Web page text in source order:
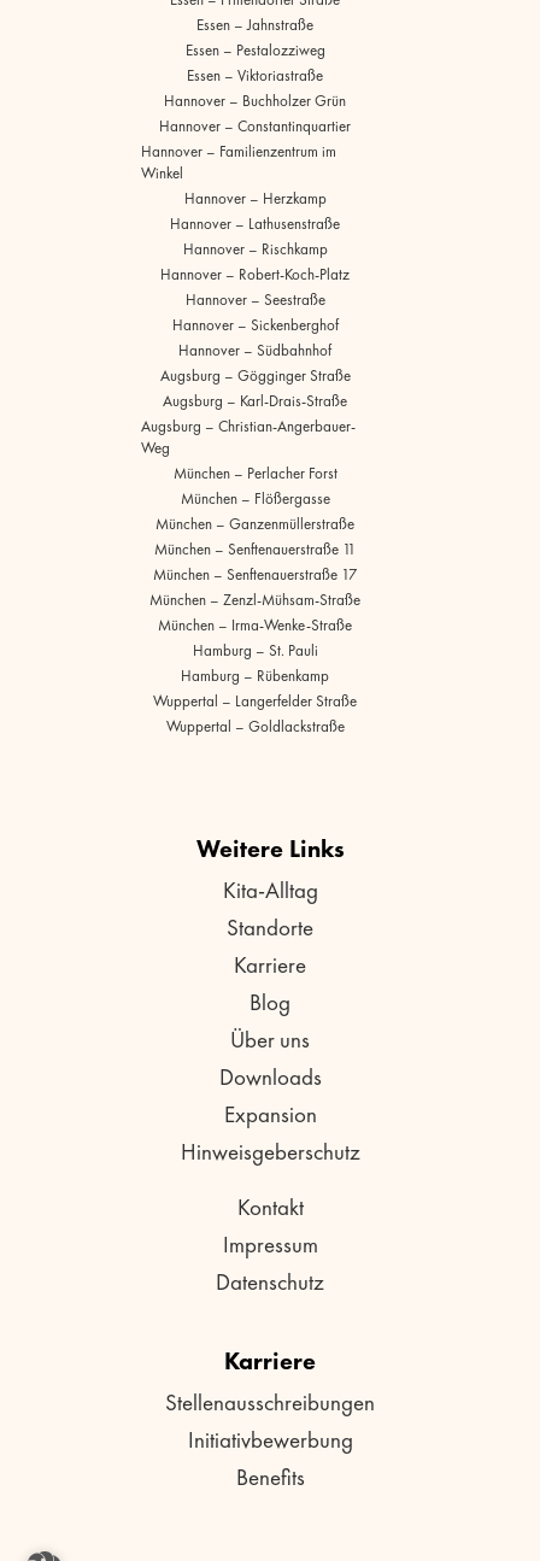
Essen – Jahnstraße
Essen – Pestalozziweg
Essen – Viktoriastraße
Hannover – Buchholzer Grün
Hannover – Constantinquartier
Hannover – Familienzentrum im
Winkel
Hannover – Herzkamp
Hannover – Lathusenstraße
Hannover – Rischkamp
Hannover – Robert-Koch-Platz
Hannover – Seestraße
Hannover – Sickenberghof
Hannover – Südbahnhof
Augsburg – Gögginger Straße
Augsburg – Karl-Drais-Straße
Augsburg – Christian-Angerbauer-
Weg
München – Perlacher Forst
München – Flößergasse
München – Ganzenmüllerstraße
München – Senftenauerstraße 11
München – Senftenauerstraße 17
München – Zenzl-Mühsam-Straße
München – Irma-Wenke-Straße
Hamburg – St. Pauli
Hamburg – Rübenkamp
Wuppertal – Langerfelder Straße
Wuppertal – Goldlackstraße
Weitere Links
Kita-Alltag
Standorte
Karriere
Blog
Über uns
Downloads
Expansion
Hinweisgeberschutz
Kontakt
Impressum
Datenschutz
Karriere
Stellenausschreibungen
Initiativbewerbung
Benefits